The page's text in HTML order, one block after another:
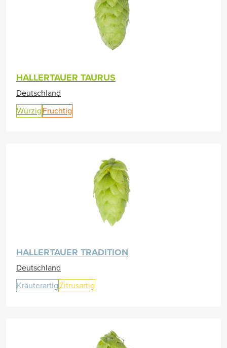
HALLERTAUER TAURUS
Deutschland
Würzig Fruchtig
HALLERTAUER TRADITION
Deutschland
KräuterartigZitrusartig